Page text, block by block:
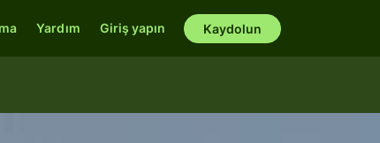
Yardım Giriş yapın Kaydolun